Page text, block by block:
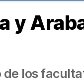
y
de los